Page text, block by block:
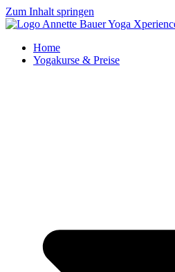
Zum Inhalt springen
Home
Yogakurse & Preise